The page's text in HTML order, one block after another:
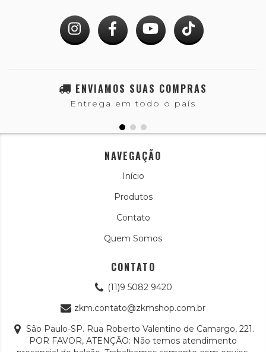
ENVIAMOS SUAS COMPRAS
Entrega em todo o país
NAVEGAÇÃO
Início
Produtos
Contato
Quem Somos
CONTATO
(11)9 5082 9420
zkm.contato@zkmshop.com.br
São Paulo-SP. Rua Roberto Valentino de Camargo, 221.
POR FAVOR, ATENÇÃO: Não temos atendimento